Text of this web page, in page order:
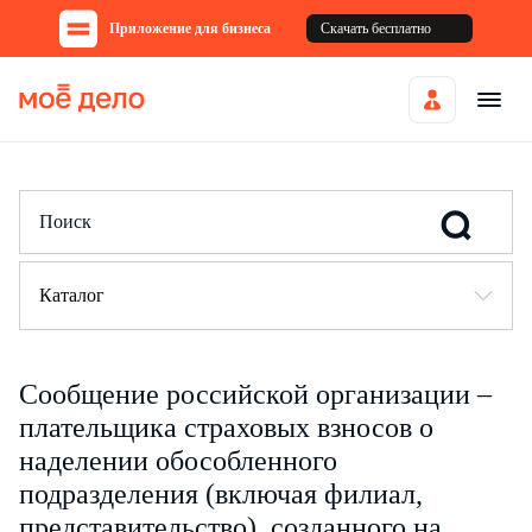
Приложение для бизнеса Скачать бесплатно
Каталог
Сообщение российской организации –
плательщика страховых взносов о
наделении обособленного
подразделения (включая филиал,